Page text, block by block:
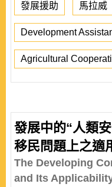
發展援助 馬拉威
Development
Agricultural
發展中的“人類
移民問題上之適
The Developing
and Its